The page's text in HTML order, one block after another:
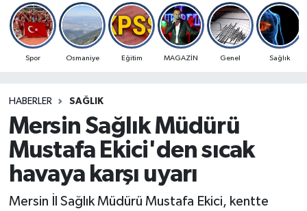
Spor Osmaniye Eğitim MAGAZİN Genel Sağlık
HABERLER SAĞLIK
Mersin Sağlık Müdürü
Mustafa Ekici'den sıcak
havaya karşı uyarı
Mersin İl Sağlık Müdürü Mustafa Ekici, kentte
OSMANİYE
MAGAZİN
SPOR
RESMİ İLANLAR
Osmaniye Trafik Yoğunluk Haritası
Süper Lig Puan Durumu ve Fikstür
Son Dakika Haberleri
Haber Arşivi